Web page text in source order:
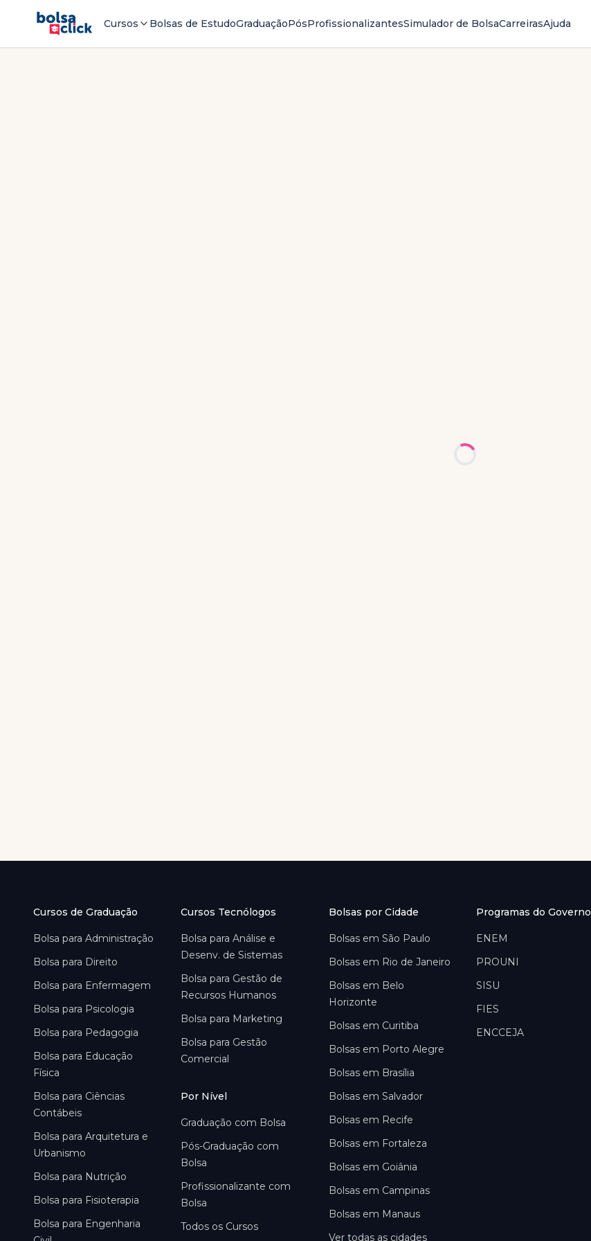
Cursos Bolsas de EstudoGraduaçãoPósProfissionalizantesSimulador de BolsaCarreirasAjuda
Cursos de Graduação
Bolsa para Administração
Bolsa para Direito
Bolsa para Enfermagem
Bolsa para Psicologia
Bolsa para Pedagogia
Bolsa para Educação
Física
Bolsa para Ciências
Contábeis
Bolsa para Arquitetura e
Urbanismo
Bolsa para Nutrição
Bolsa para Fisioterapia
Bolsa para Engenharia
Cursos Tecnólogos
Bolsa paraAnálise e
Desenv. de Sistemas
Bolsa para Gestão de
Recursos Humanos
Bolsa para Marketing
Bolsa para Gestão
Comercial
Por Nível
Graduação com Bolsa
Pós-Graduação com
Bolsa
Profissionalizante com
Bolsa
Todos os Cursos
Bolsas por Cidade
Bolsas em São Paulo
Bolsas em Rio de Janeiro
Bolsas em Belo
Horizonte
Bolsas em Curitiba
Bolsas em Porto Alegre
Bolsas em Brasília
Bolsas em Salvador
Bolsas em Recife
Bolsas em Fortaleza
Bolsas em Goiânia
Bolsas em Campinas
Bolsas em Manaus
Ver todas as cidades
Programas do Governo
ENEM
PROUNI
SISU
FIES
ENCCEJA